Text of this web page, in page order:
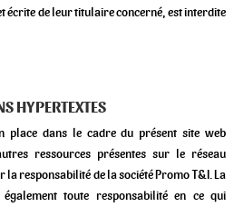
écrite de leur titulaire concerné, est interdite
HYPERTEXTES
place dans le cadre du présent site web
ressources présentes sur le réseau
la responsabilité de la société Promo T&I. La
toute responsabilité en ce qui